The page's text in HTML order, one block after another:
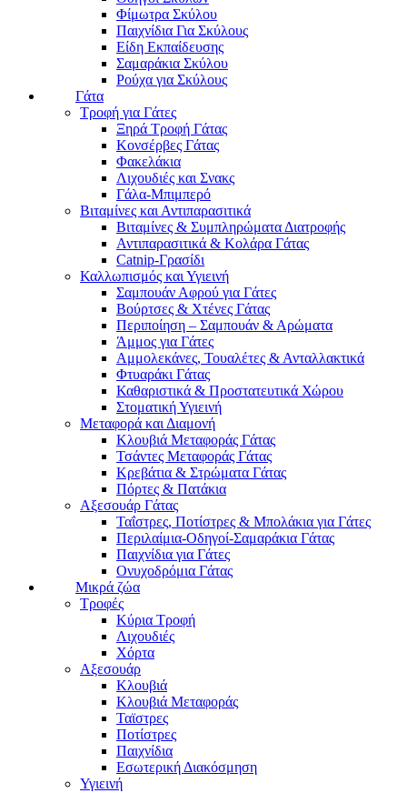
Φίμωτρα Σκύλου
Παιχνίδια Για Σκύλους
Είδη Εκπαίδευσης
Σαμαράκια Σκύλου
Ρούχα για Σκύλους
Γάτα
Τροφή για Γάτες
Ξηρά Τροφή Γάτας
Κονσέρβες Γάτας
Φακελάκια
Λιχουδιές και Σνακς
Γάλα-Μπιμπερό
Βιταμίνες και Αντιπαρασιτικά
Βιταμίνες & Συμπληρώματα Διατροφής
Αντιπαρασιτικά & Κολάρα Γάτας
Catnip-Γρασίδι
Καλλωπισμός και Υγιεινή
Σαμπουάν Αφρού για Γάτες
Βούρτσες & Χτένες Γάτας
Περιποίηση – Σαμπουάν & Αρώματα
Άμμος για Γάτες
Αμμολεκάνες, Τουαλέτες & Ανταλλακτικά
Φτυαράκι Γάτας
Καθαριστικά & Προστατευτικά Χώρου
Στοματική Υγιεινή
Μεταφορά και Διαμονή
Κλουβιά Μεταφοράς Γάτας
Τσάντες Μεταφοράς Γάτας
Κρεβάτια & Στρώματα Γάτας
Πόρτες & Πατάκια
Αξεσουάρ Γάτας
Ταΐστρες, Ποτίστρες & Μπολάκια για Γάτες
Περιλαίμια-Οδηγοί-Σαμαράκια Γάτας
Παιχνίδια για Γάτες
Ονυχοδρόμια Γάτας
Μικρά ζώα
Τροφές
Κύρια Τροφή
Λιχουδιές
Χόρτα
Αξεσουάρ
Κλουβιά
Κλουβιά Μεταφοράς
Ταϊστρες
Ποτίστρες
Παιχνίδια
Εσωτερική Διακόσμηση
Υγιεινή